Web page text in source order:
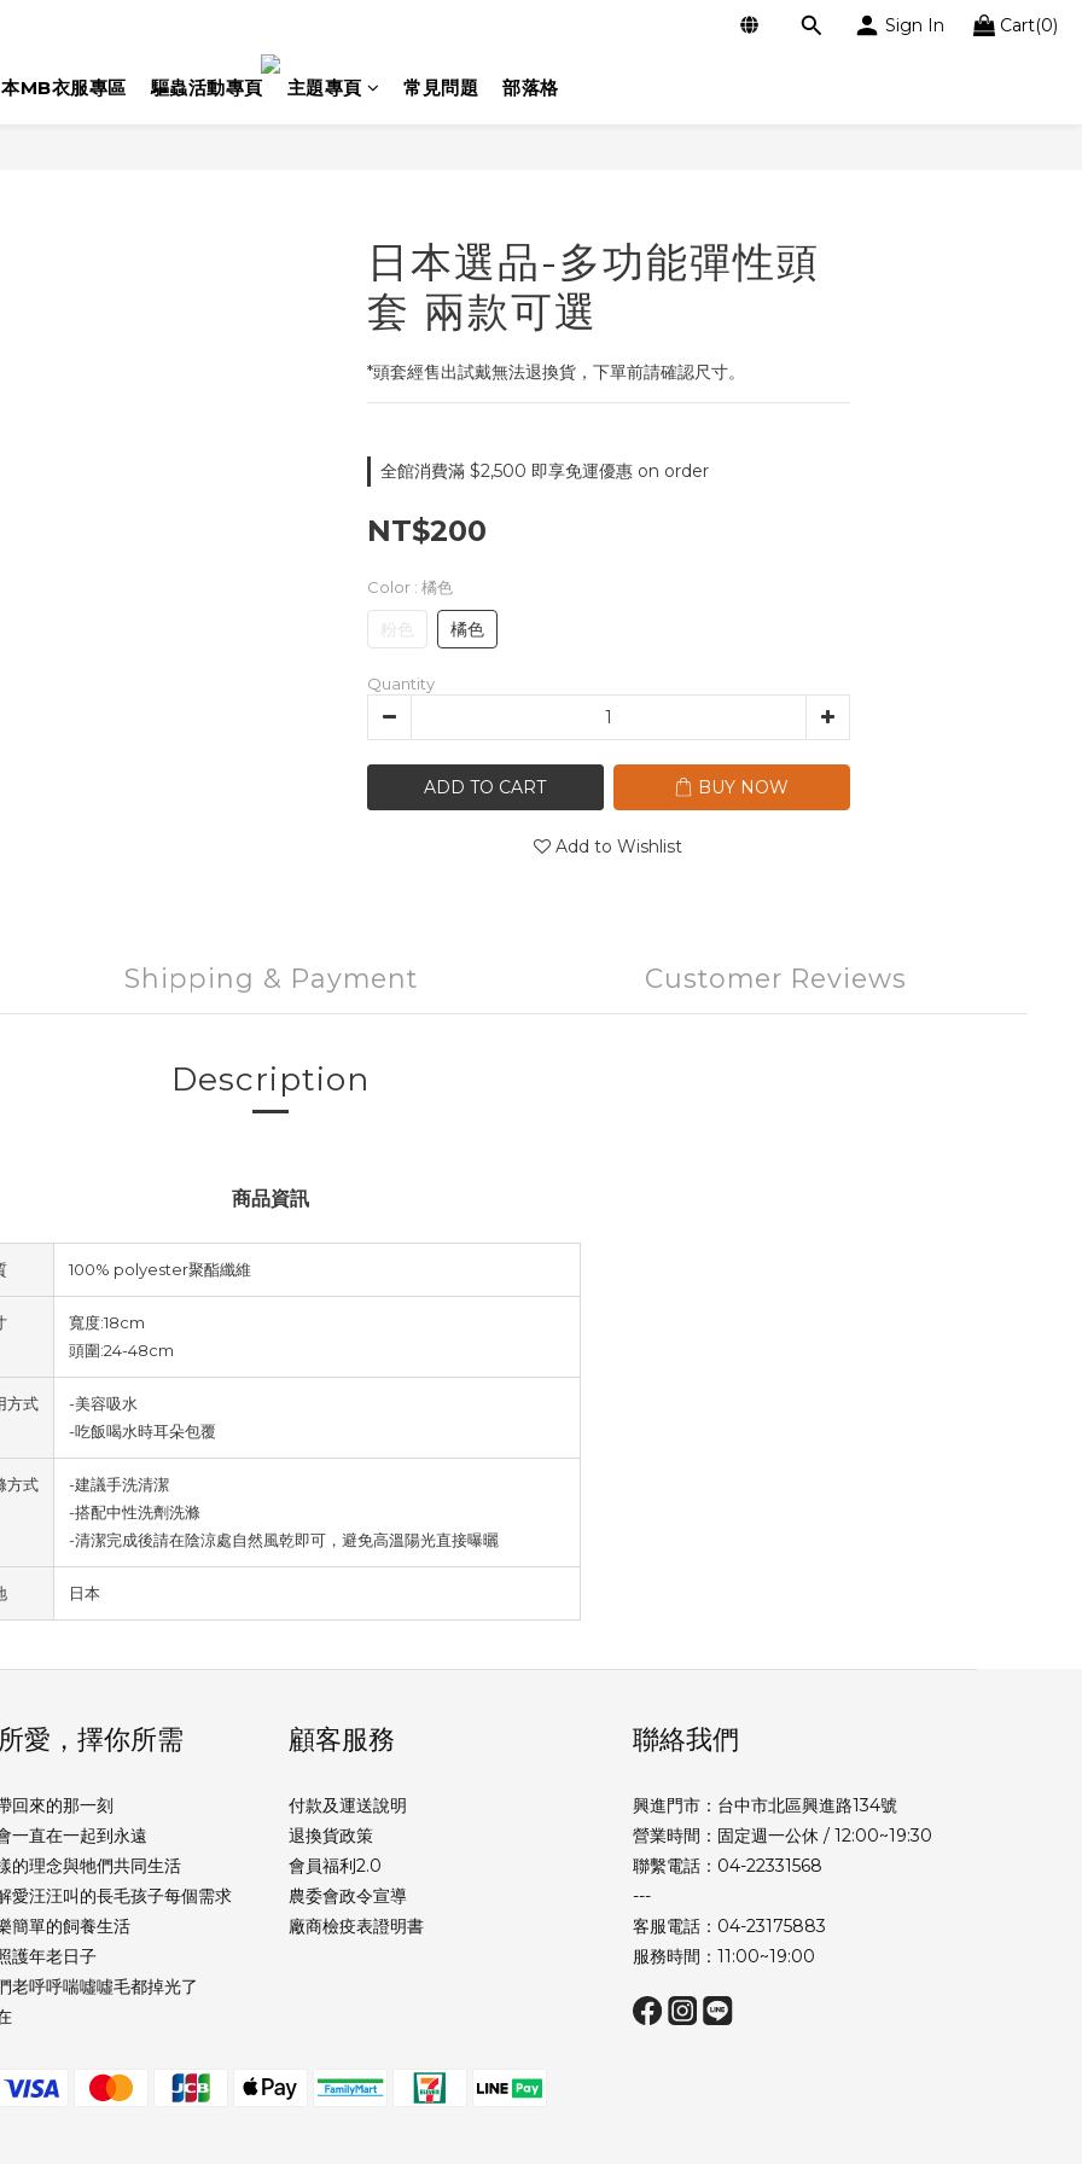
Sign In Cart(0)
本MB衣服專區 驅蟲活動專頁 主題專頁 常見問題 部落格
日本選品-多功能彈性頭
套 兩款可選
*頭套經售出試戴無法退換貨，下單前請確認尺寸。
全館消費滿 $2,500 即享免運優惠 on order
NT$200
Color : 橘色
粉色 橘色
Quantity
ADD TO CART BUY NOW
Add to Wishlist
Shipping & Payment Customer Reviews
Description
商品資訊
100% polyester聚酯纖維
寬度:18cm
頭圍:24-48cm
方式
-美容吸水
-吃飯喝水時耳朵包覆
方式
-建議手洗清潔
-搭配中性洗劑洗滌
-清潔完成後請在陰涼處自然風乾即可，避免高溫陽光直接曝曬
日本
愛，擇你所需
回來的那一刻
一直在一起到永遠
的理念與牠們共同生活
愛汪汪叫的長毛孩子每個需求
簡單的飼養生活
護年老日子
老呼呼喘噓噓毛都掉光了
顧客服務
付款及運送說明
退換貨政策
會員福利2.0
農委會政令宣導
廠商檢疫表證明書
聯絡我們
興進門市：台中市北區興進路134號
營業時間：固定週一公休 / 12:00~19:30
聯繫電話：04-22331568
---
客服電話：04-23175883
服務時間：11:00~19:00